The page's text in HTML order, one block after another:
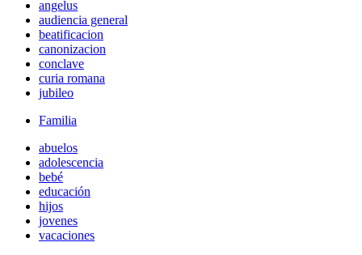
angelus
audiencia general
beatificacion
canonizacion
conclave
curia romana
jubileo
Familia
abuelos
adolescencia
bebé
educación
hijos
jovenes
vacaciones